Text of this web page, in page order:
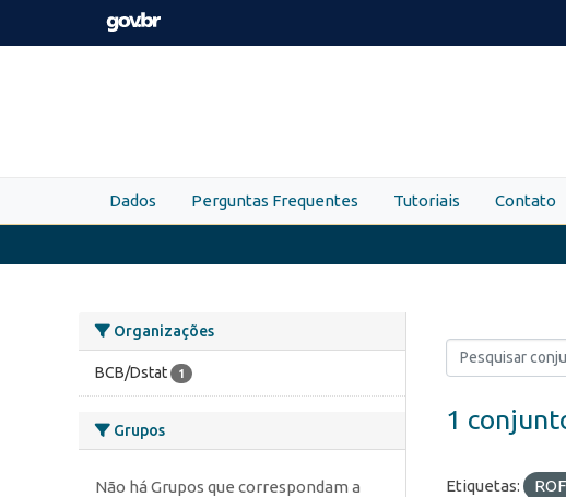
Skip to main content
Dados Perguntas Frequentes Tutoriais Contato
Organizações
BCB/Dstat 1
Grupos
Não há Grupos que correspondam a
1
Etiquetas: ROF